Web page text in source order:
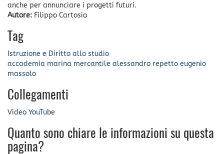
anche per annunciare i progetti futuri.
Autore: Filippo Cartosio
Tag
Istruzione e Diritto allo studio
accademia marina mercantile alessandro repetto eugenio
massolo
Collegamenti
Video YouTube
Quanto sono chiare le informazioni su questa
pagina?